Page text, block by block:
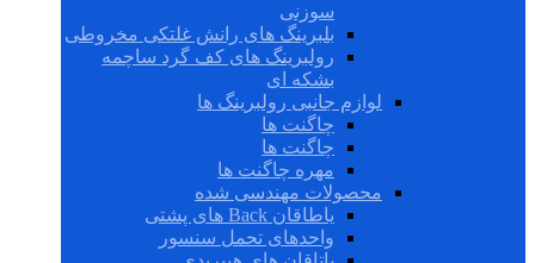
سوزنی
بلبرینگ های رانش غلتکی مخروطی
رولبرینگ های کف گرد ساچمه
بشکه ای
لوازم جانبی رولبرینگ ها
چاگنت ها
چاگنت ها
مهره چاگنت ها
محصولات مهندسی شده
یاطاقان Back های پشتی
واحدهای تحمل سنسور